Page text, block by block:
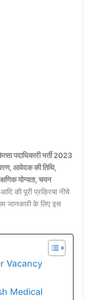
पदाधिकारी भर्ती 2023
आवेदक की तिथि,
योग्यता, चयन
की पूरी प्रक्रिया नीचे
जानकारी के लिए इस
Vacancy
Medical